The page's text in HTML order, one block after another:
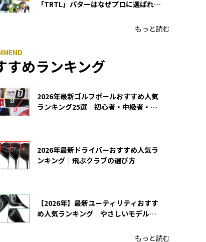
「TRTL」パターはなぜプロに選ばれる
もっと読む
すめランキング
2026年最新ゴルフボールおすすめ人気
ランキング25選｜初心者・中級者・上
2026年最新ドライバーおすすめ人気ラ
ンキング｜飛ぶクラブの選び方
【2026年】最新ユーティリティおすす
め人気ランキング｜やさしいモデルの
もっと読む